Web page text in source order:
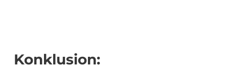
Konklusion: